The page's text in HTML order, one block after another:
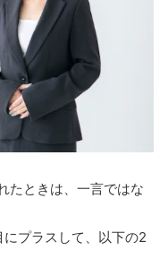
たときは、一言ではな
プラスして、以下の2